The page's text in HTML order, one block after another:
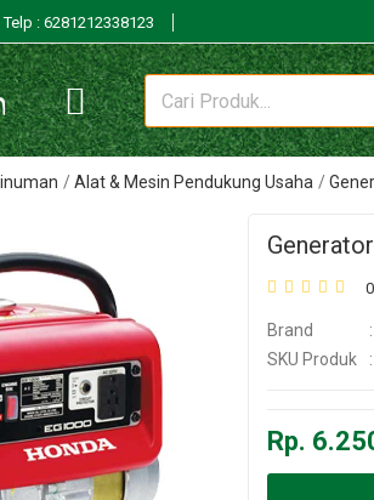
Telp : 6281212338123
Alat & Mesin Pendukung Usaha
Brand :
SKU Produk
Rp.